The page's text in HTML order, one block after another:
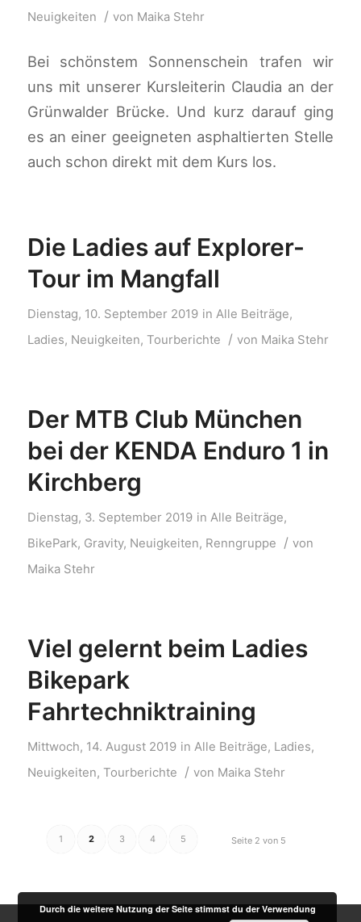
Neuigkeiten
/ von Maika Stehr
Bei schönstem Sonnenschein trafen wir
uns mit unserer Kursleiterin Claudia an der
Grünwalder Brücke. Und kurz darauf ging
es an einer geeigneten asphaltierten Stelle
auch schon direkt mit dem Kurs los.
Die Ladies auf Explorer-
Tour im Mangfall
Dienstag, 10. September 2019 in Alle Beiträge,
Ladies, Neuigkeiten, Tourberichte / von Maika Stehr
Der MTB Club München
bei der KENDA Enduro 1 in
Kirchberg
Dienstag, 3. September 2019 in Alle Beiträge,
BikePark, Gravity, Neuigkeiten, Renngruppe / von
Maika Stehr
Viel gelernt beim Ladies
Bikepark
Fahrtechniktraining
Mittwoch, 14. August 2019 in Alle Beiträge, Ladies,
Neuigkeiten, Tourberichte / von Maika Stehr
Seite 2 von 5
1 2 3 4 5
Durch die weitere Nutzung der Seite stimmst du der Verwendung